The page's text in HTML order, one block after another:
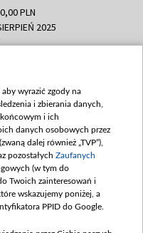
PLN
2025
PLN
październik 350
PLN
2025
PLN
2026 (wpłata
wyrazić zgody na
i zbierania danych,
i ich
danych osobowych przez
dalej również „TVP”),
pozostałych Zaufanych
(w tym do
Twoich zainteresowań i
wskazujemy poniżej, a
PPID do Google.